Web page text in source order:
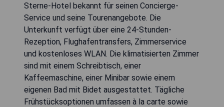
Sterne-Hotel bekannt für seinen Concierge-
Service und seine Tourenangebote. Die
Unterkunft verfügt über eine 24-Stunden-
Rezeption, Flughafentransfers, Zimmerservice
und kostenloses WLAN. Die klimatisierten Zimmer
sind mit einem Schreibtisch, einer
Kaffeemaschine, einer Minibar sowie einem
eigenen Bad mit Bidet ausgestattet. Tägliche
Frühstücksoptionen umfassen à la carte sowie